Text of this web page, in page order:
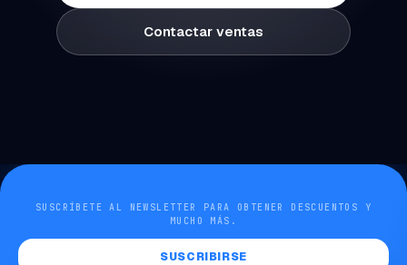
Contactar ventas
SUSCRÍBETE AL NEWSLETTER PARA OBTENER DESCUENTOS Y
MUCHO MÁS.
SUSCRIBIRSE